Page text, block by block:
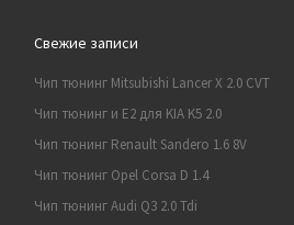
Свежие записи
Чип тюнинг Mitsubishi Lancer X 2.0 CVT
Чип тюнинг и E2 для KIA K5 2.0
Чип тюнинг Renault Sandero 1.6 8V
Чип тюнинг Opel Corsa D 1.4
Чип тюнинг Audi Q3 2.0 Tdi